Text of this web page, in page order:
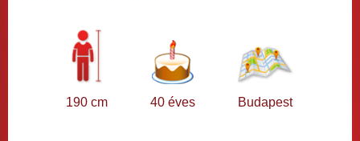
190 cm 40 éves Budapest